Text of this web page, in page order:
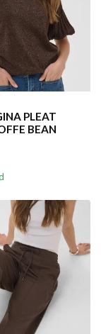
PLEAT
BEAN